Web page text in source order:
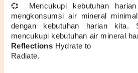
💞 Mencukupi kebutuhan
mengkonsumsi air mineral
dengan kebutuhan harian kita.
mencukupi kebutuhan air mineral
Reflections Hydrate to
Radiate.